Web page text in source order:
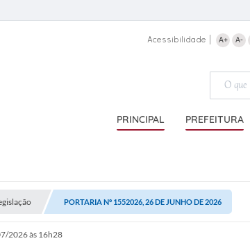
Acessibilidade A+ A-
PRINCIPAL PREFEITURA
PORTARIA Nº 1552026, 26 DE JUNHO DE 2026
2026 às 16h28